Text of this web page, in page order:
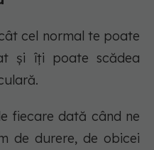
cel normal te poate
și îți poate scădea
fiecare dată când ne
de durere, de obicei